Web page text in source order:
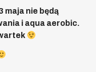
maja nie będą
i aqua aerobic.